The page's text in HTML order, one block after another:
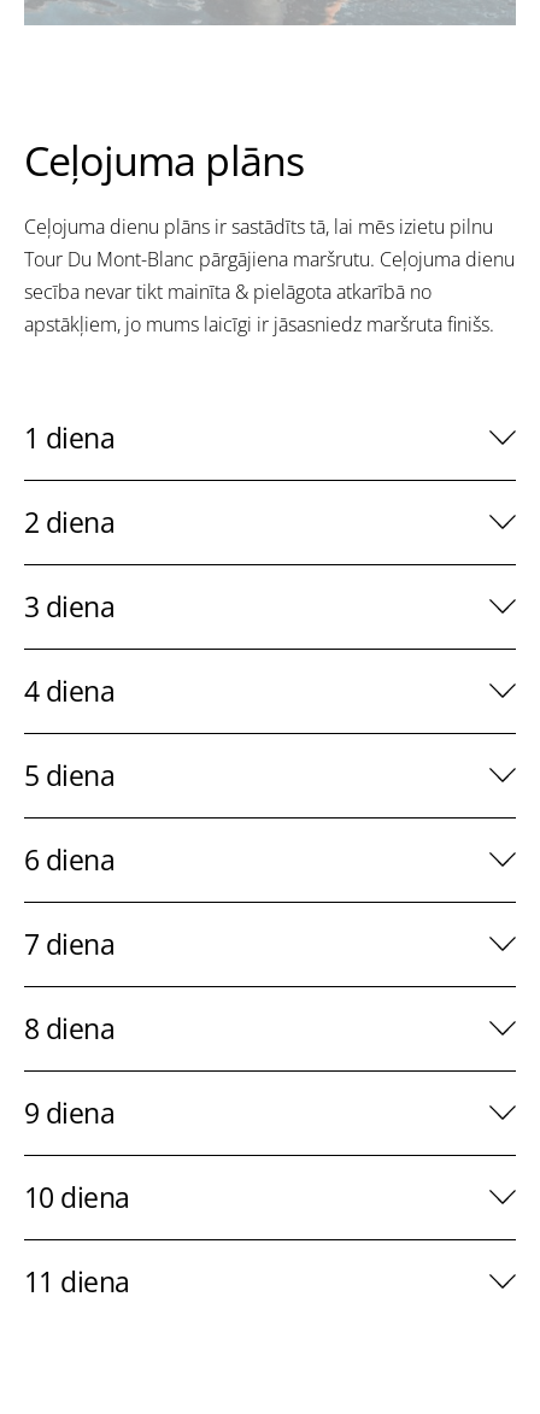
Ceļojuma plāns
Ceļojuma dienu plāns ir sastādīts tā, lai mēs izietu pilnu
Tour Du Mont-Blanc pārgājiena maršrutu. Ceļojuma dienu
secība nevar tikt mainīta & pielāgota atkarībā no
apstākļiem, jo mums laicīgi ir jāsasniedz maršruta finišs.
1 diena
2 diena
3 diena
4 diena
5 diena
6 diena
7 diena
8 diena
9 diena
10 diena
11 diena